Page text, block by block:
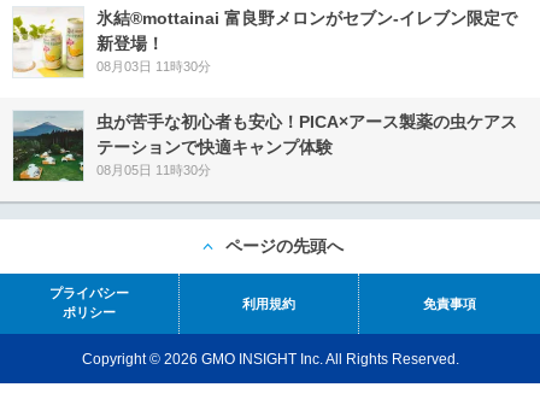
氷結®mottainai 富良野メロンがセブン‐イレブン限定で
新登場！
08月03日 11時30分
虫が苦手な初心者も安心！PICA×アース製薬の虫ケアス
テーションで快適キャンプ体験
08月05日 11時30分
ページの先頭へ
プライバシー
ポリシー
利用規約 免責事項
Copyright © 2026 GMO INSIGHT Inc. All Rights Reserved.